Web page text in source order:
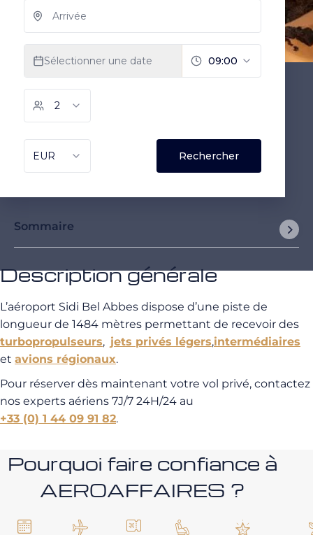
Sommaire
Description générale
L’aéroport Sidi Bel Abbes dispose d’une piste de
longueur de 1484 mètres permettant de recevoir des
turbopropulseurs, jets privés légers,intermédiaires
et avions régionaux.
Pour réserver dès maintenant votre vol privé, contactez
nos experts aériens 7J/7 24H/24 au
+33 (0) 1 44 09 91 82.
Pourquoi faire confiance à
AEROAFFAIRES ?